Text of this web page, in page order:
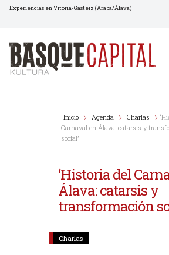
al
contenido
Experiencias en Vitoria-Gasteiz (Araba/Álava)
Inicio Agenda Charlas
Carnaval en Álava: catarsis y
social’
‘Historia del
Álava: catarsis y
transformación
Charlas